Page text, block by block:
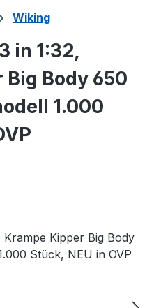
Wiking
in 1:32,
Body 650
1.000